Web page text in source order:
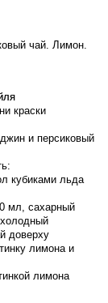
чай. Лимон.
краски
и персиковый
кубиками льда
мл, сахарный
доверху
лимона и
лимона